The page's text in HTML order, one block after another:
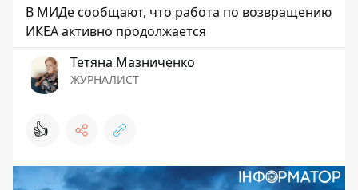
В МИДе сообщают, что работа по возвращению
ИКЕА активно продолжается
Тетяна Мазниченко
ЖУРНАЛИСТ
👍